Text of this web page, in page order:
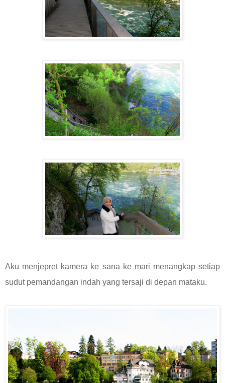
Aku menjepret kamera ke sana ke mari menangkap setiap
sudut pemandangan indah yang tersaji di depan mataku.